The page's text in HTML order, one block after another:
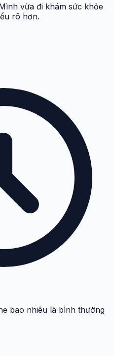
vừa đi khám sức khỏe
rõ hơn.
bao nhiêu là bình thường